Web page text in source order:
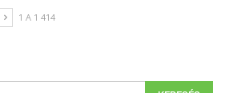
1 A 1 414